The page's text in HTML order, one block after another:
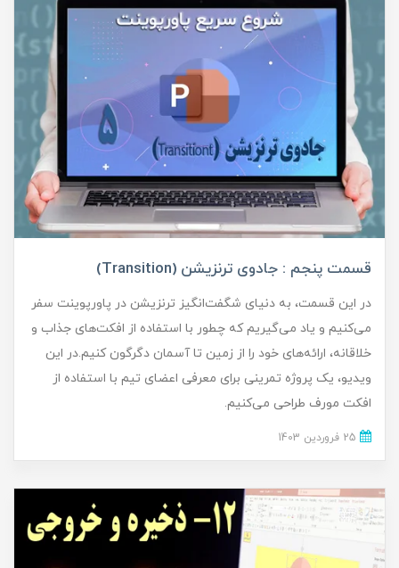
قسمت پنجم : جادوی ترنزیشن (Transition)
در این قسمت، به دنیای شگفت‌انگیز ترنزیشن در پاورپوینت سفر
می‌کنیم و یاد می‌گیریم که چطور با استفاده از افکت‌های جذاب و
خلاقانه، ارائه‌های خود را از زمین تا آسمان دگرگون کنیم.در این
ویدیو، یک پروژه تمرینی برای معرفی اعضای تیم با استفاده از
افکت مورف طراحی می‌کنیم.